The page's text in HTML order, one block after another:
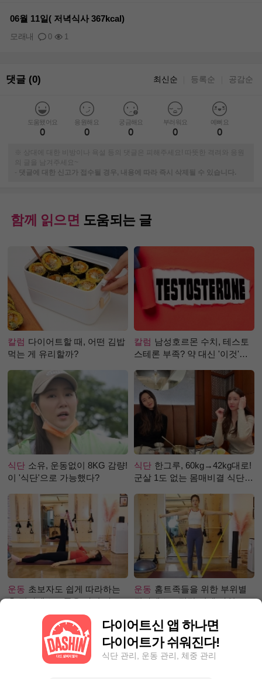
06월 11일( 저녁식사 367kcal)
0 1
모래내
댓글 (0) 최신순 등록순 공감순
도움됐어요
0
응원해요
0
궁금해요
0
부러워요
0
예뻐요
0
※ 상대에 대한 비방이나 욕설 등의 댓글은 피해주세요! 따뜻한 격려와 응원
의 글을 남겨주세요~
-
댓글에 대한 신고가 접수될 경우, 내용에 따라 즉시 삭제될 수 있습니다.
함께 읽으면 도움되는 글
칼럼 다이어트할 때, 어떤 김밥
먹는 게 유리할까?
칼럼 남성호르몬 수치, 테스토
스테론 부족? 약 대신 '이것'으
식단 소유, 운동없이 8KG 감량!
이 '식단'으로 가능했다?
식단 한그루, 60kg→42kg대로!
군살 1도 없는 몸매비결 식단
운동 초보자도 쉽게 따라하는
홈 필라테스 – 곧은 다리 라인
운동 홈트족들을 위한 부위별
필라테스 – 직각 어깨 라인 만
다이어트신 앱 하나면
다이어트가 쉬워진다!
식단 관리, 운동 관리, 체중 관리